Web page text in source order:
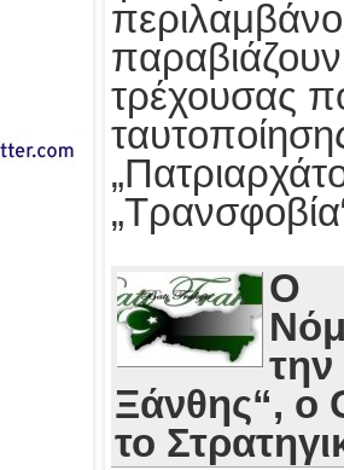
τρέχουσας
Ο
Ξάνθης“, ο
το